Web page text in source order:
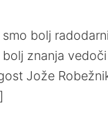
bolj
znanja
Jože